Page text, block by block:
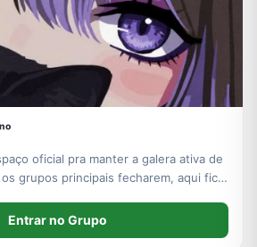
grupos principais fecharem, aqui fica
Entrar no Grupo